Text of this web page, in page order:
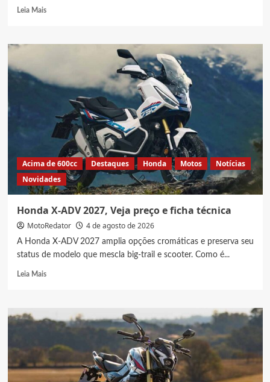
Leia MaisRead
Honda
2027,
preço
trail
topo
da
linha
Acima de 600cc Destaques Honda Motos
Notícias
Novidades
Honda X-ADV 2027, Veja preço e ficha técnica
MotoRedator 4 de agosto de 2026
A Honda X-ADV 2027 amplia opções cromáticas e preserva seu
status de modelo que mescla big-trail e scooter. Como é...
Leia MaisRead
X-
ADV
Veja
preço
e